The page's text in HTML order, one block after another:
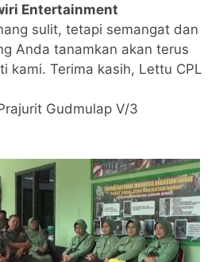
Entertainment
sulit, tetapi semangat dan
Anda tanamkan akan terus
kami. Terima kasih, Lettu CPL
Gudmulap V/3